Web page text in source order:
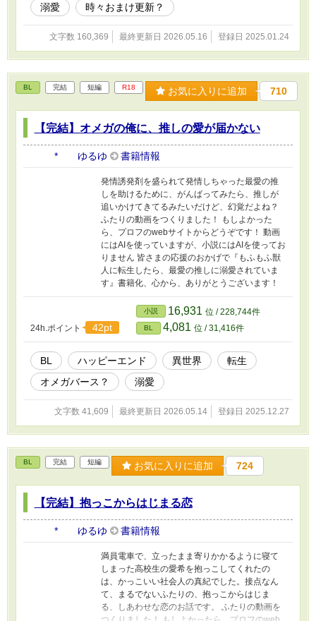
溺愛
時々おまけ更新？
文字数 160,369 最終更新日 2026.05.16 登録日 2025.01.24
BL 完結 短編 R18 お気に入りに追加 710
【完結】オメガの俺に、推しの愛が届かない
* ゆるゆ 書籍情報
発情誘発剤を盛られて発情しちゃった最愛の推
しを助けるために、がんばってみたら、推しが
追いかけてきてるみたいだけど、幻覚だよね？
ふたりの動画をつくりました！ もしよかった
ら、プロフのwebサイトからどうぞです！ 動画
にはAIを使っていますが、小説にはAIを使ってお
りません 皆さまの応援のおかげで『もふもふ獣
人に転生したら、最愛の推しに溺愛されていま
す』書籍化、心から、ありがとうございます！
24h.ポイント 42pt
小説 16,931 位 / 228,744件
BL 4,081 位 / 31,416件
BL ハッピーエンド 異世界
転生
オメガバース？
溺愛
文字数 41,609 最終更新日 2026.05.14 登録日 2025.12.27
BL 完結 短編 お気に入りに追加 724
【完結】抱っこからはじまる恋
* ゆるゆ 書籍情報
満員電車で、立ったまま寄りかかるように寝て
しまった高校生の愛希を抱っこしてくれたの
は、かっこいい社会人の真紀でした。接点なん
て、まるでないふたりの、抱っこからはじま
る、しあわせな恋のお話です。 ふたりの動画を